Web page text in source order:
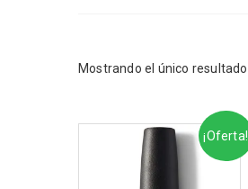
Mostrando el único resultado
¡Oferta!